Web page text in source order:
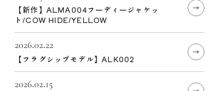
【新作】ALMA004フーディージャケッ
ト/COW HIDE/YELLOW
2026.02.22
【フラグシップモデル】ALK002
2026.02.15